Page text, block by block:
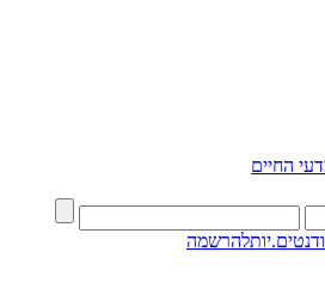
החיים
להרשמה